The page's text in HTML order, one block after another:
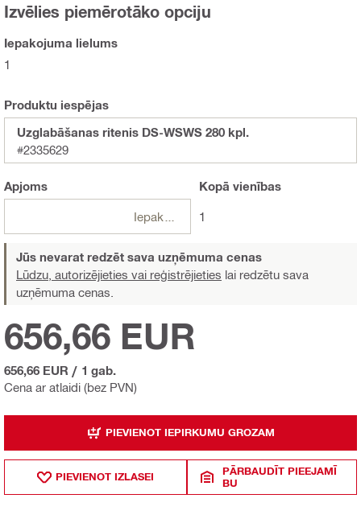
Izvēlies piemērotāko opciju
Iepakojuma lielums
1
Produktu iespējas
Uzglabāšanas ritenis DS-WSWS 280 kpl.
#2335629
Apjoms Kopā vienības
1
Jūs nevarat redzēt sava uzņēmuma cenas
Lūdzu, autorizējieties vai reģistrējieties lai redzētu sava
uzņēmuma cenas.
Cena ar atlaidi (bez PVN)
656,66 EUR
656,66 EUR / 1 gab.
PIEVIENOT IEPIRKUMU GROZAM
PIEVIENOT IZLASEI
PĀRBAUDĪT PIEEJAMĪ
BU